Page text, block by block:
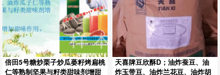
倍田5号糖炒栗子炒瓜蒌籽烤扁桃
仁等熟制坚果与籽类甜味剂增甜
天喜牌豆欣酥D；油炸蚕豆、油
炸玉带豆、油炸兰花豆、油炸胡